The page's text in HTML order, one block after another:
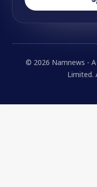
© 2026 Namnews -
Limited.